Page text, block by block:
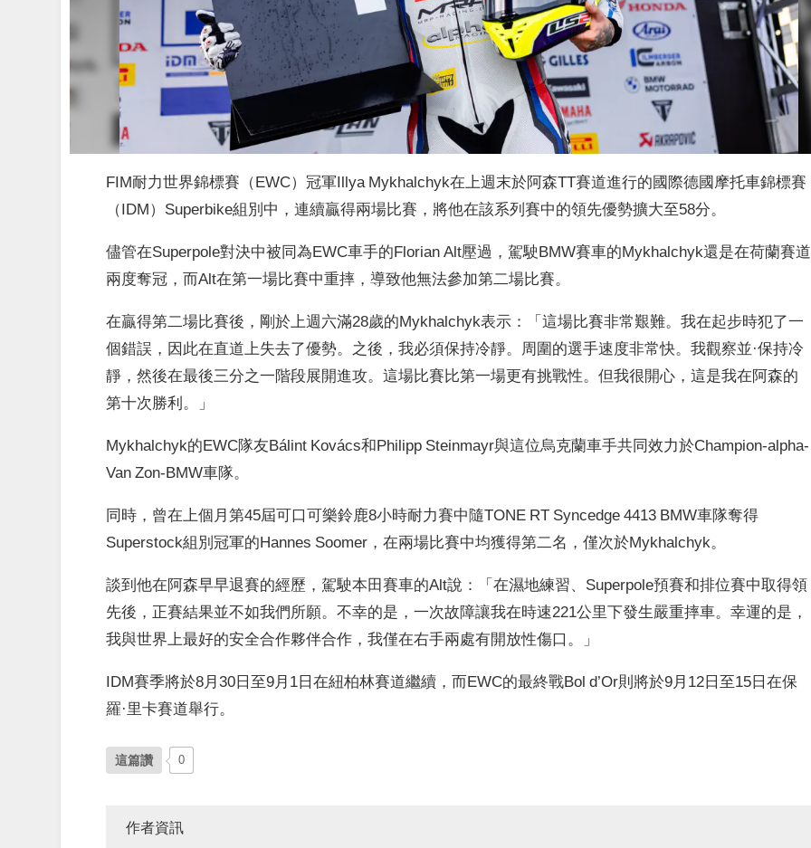
FIM耐力世界錦標賽（EWC）冠軍Illya Mykhalchyk在上週末於阿森TT賽道進行的國際德國摩托車錦標賽
（IDM）Superbike組別中，連續贏得兩場比賽，將他在該系列賽中的領先優勢擴大至58分。
儘管在Superpole對決中被同為EWC車手的Florian Alt壓過，駕駛BMW賽車的Mykhalchyk還是在荷蘭賽道
兩度奪冠，而Alt在第一場比賽中重摔，導致他無法參加第二場比賽。
在贏得第二場比賽後，剛於上週六滿28歲的Mykhalchyk表示：「這場比賽非常艱難。我在起步時犯了一
個錯誤，因此在直道上失去了優勢。之後，我必須保持冷靜。周圍的選手速度非常快。我觀察並·保持冷
靜，然後在最後三分之一階段展開進攻。這場比賽比第一場更有挑戰性。但我很開心，這是我在阿森的
第十次勝利。」
Mykhalchyk的EWC隊友Bálint Kovács和Philipp Steinmayr與這位烏克蘭車手共同效力於Champion-alpha-
Van Zon-BMW車隊。
同時，曾在上個月第45屆可口可樂鈴鹿8小時耐力賽中隨TONE RT Syncedge 4413 BMW車隊奪得
Superstock組別冠軍的Hannes Soomer，在兩場比賽中均獲得第二名，僅次於Mykhalchyk。
談到他在阿森早早退賽的經歷，駕駛本田賽車的Alt說：「在濕地練習、Superpole預賽和排位賽中取得領
先後，正賽結果並不如我們所願。不幸的是，一次故障讓我在時速221公里下發生嚴重摔車。幸運的是，
我與世界上最好的安全合作夥伴合作，我僅在右手兩處有開放性傷口。」
IDM賽季將於8月30日至9月1日在紐柏林賽道繼續，而EWC的最終戰Bol d’Or則將於9月12日至15日在保
羅·里卡賽道舉行。
這篇讚 0
作者資訊